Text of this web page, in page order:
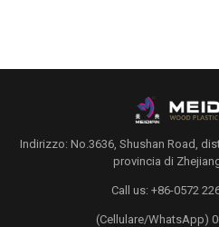
Indirizzo: No.3636, Shushan Road,
provincia di
Call us: +86-0572
(Cellulare/WhatsApp)